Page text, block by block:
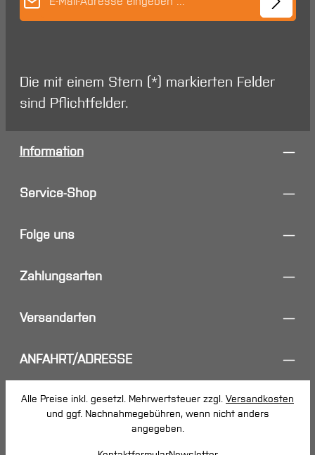
Die mit einem Stern (*) markierten Felder
sind Pflichtfelder.
Information
Service-Shop
Folge uns
Zahlungsarten
Versandarten
ANFAHRT/ADRESSE
Alle Preise inkl. gesetzl. Mehrwertsteuer zzgl. Versandkosten
und ggf. Nachnahmegebühren, wenn nicht anders
angegeben.